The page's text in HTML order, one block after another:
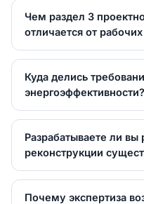
Чем раздел 3
отличается от
Куда делись
энергоэффективности?
Разрабатываете ли вы
реконструкции
Почему экспертиза